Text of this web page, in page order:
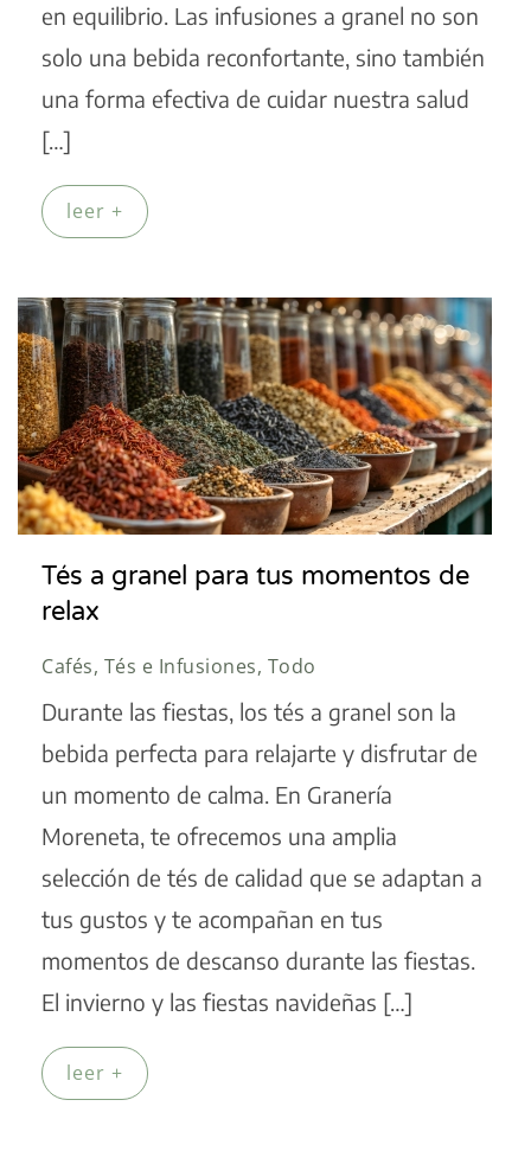
en equilibrio. Las infusiones a granel no son
solo una bebida reconfortante, sino también
una forma efectiva de cuidar nuestra salud
[…]
leer +
Tés a granel para tus momentos de
relax
Cafés, Tés e Infusiones, Todo
Durante las fiestas, los tés a granel son la
bebida perfecta para relajarte y disfrutar de
un momento de calma. En Granería
Moreneta, te ofrecemos una amplia
selección de tés de calidad que se adaptan a
tus gustos y te acompañan en tus
momentos de descanso durante las fiestas.
El invierno y las fiestas navideñas […]
leer +